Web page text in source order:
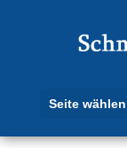
Seite wählen